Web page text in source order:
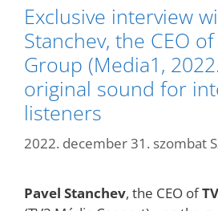
Exclusive interview
Stanchev, the CEO
Group (Media1,
original sound for
listeners
2022. december 31. szombat
Pavel Stanchev, the CEO of